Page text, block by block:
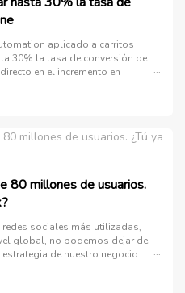
aplicado a carritos
30% la tasa de conversión de
en el incremento en
80 millones de usuarios.
sociales más utilizadas,
global, no podemos dejar de
de nuestro negocio